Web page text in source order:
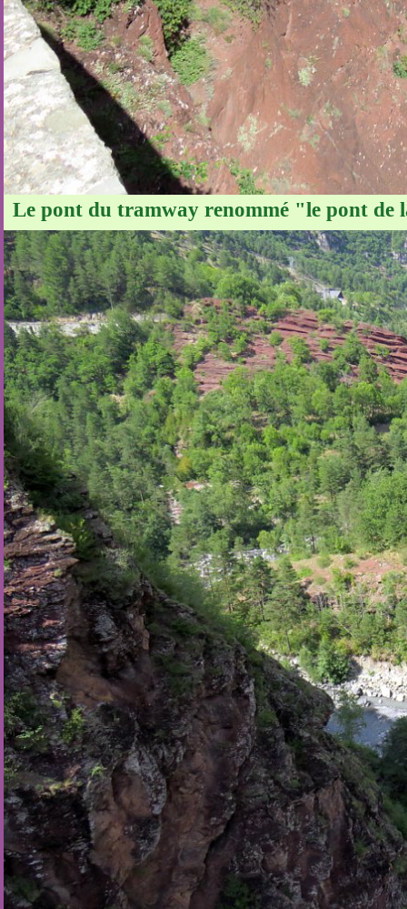
Le pont du tramway renommé "le pont de